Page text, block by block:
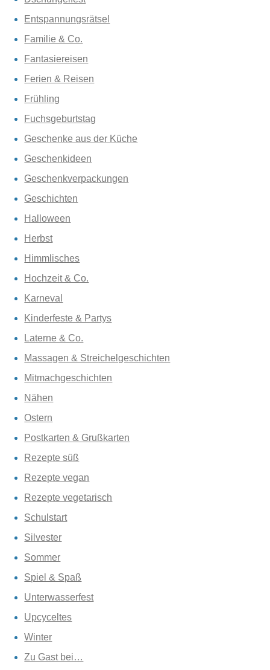
Entspannungsrätsel
Familie & Co.
Fantasiereisen
Ferien & Reisen
Frühling
Fuchsgeburtstag
Geschenke aus der Küche
Geschenkideen
Geschenkverpackungen
Geschichten
Halloween
Herbst
Himmlisches
Hochzeit & Co.
Karneval
Kinderfeste & Partys
Laterne & Co.
Massagen & Streichelgeschichten
Mitmachgeschichten
Nähen
Ostern
Postkarten & Grußkarten
Rezepte süß
Rezepte vegan
Rezepte vegetarisch
Schulstart
Silvester
Sommer
Spiel & Spaß
Unterwasserfest
Upcyceltes
Winter
Zu Gast bei…